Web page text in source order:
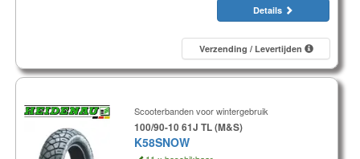
Details
Verzending / Levertijden
Scooterbanden voor wintergebruik
100/90-10 61J TL (M&S)
K58SNOW